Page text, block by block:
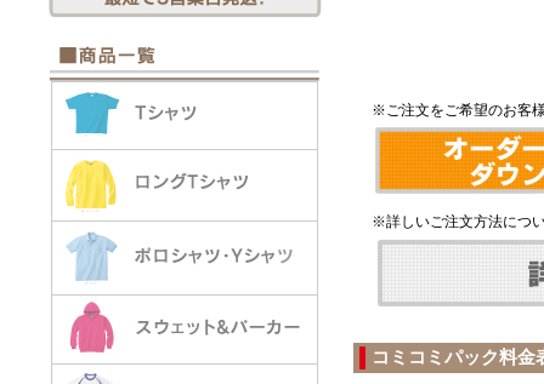
※ご注文をご希望のお客
※詳しいご注文方法につ
コミコミパック料金